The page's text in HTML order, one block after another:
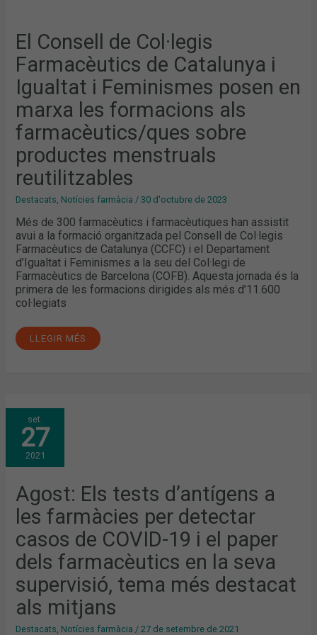
El Consell de Col·legis
Farmacèutics de Catalunya i
Igualtat i Feminismes posen en
marxa les formacions als
farmacèutics/ques sobre
productes menstruals
reutilitzables
Destacats, Notícies farmàcia /30 d'octubre de 2023
Més de 300 farmacèutics i farmacèutiques han assistit
avui a la formació organitzada pel Consell de Col·legis
Farmacèutics de Catalunya (CCFC) i el Departament
d’Igualtat i Feminismes a la seu del Col·legi de
Farmacèutics de Barcelona (COFB). Aquesta jornada és la
primera de les formacions dirigides als més d’11.600
col·legiats
LLEGIR MÉS
set.
27
2021
Agost: Els tests d’antígens a
les farmàcies per detectar
casos de COVID-19 i el paper
dels farmacèutics en la seva
supervisió, tema més destacat
als mitjans
Destacats Notícies farmàcia /27 de setembre de 2021
AGOST:
ELS
TESTS
D’ANTÍGENS
A
LES
FARMÀCIES
DETECTAR
CASOS
DE
COVID-
19
EL
PAPER
DELS
FARMACÈUTICS
LA
SEVA
SUPERVISIÓ,
TEMA
MÉS
DESTACAT